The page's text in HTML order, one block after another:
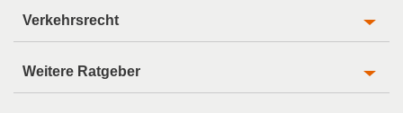
Verkehrsrecht
Weitere Ratgeber